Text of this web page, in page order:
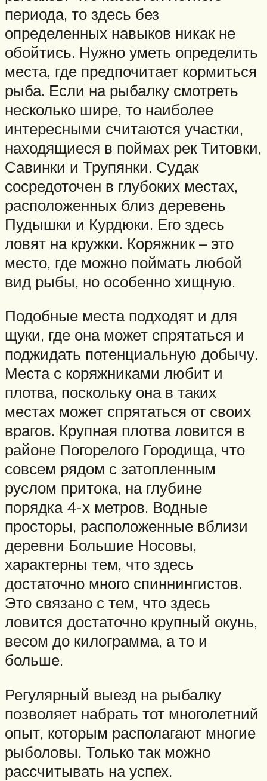
периода, то здесь без
определенных навыков никак не
обойтись. Нужно уметь определить
места, где предпочитает кормиться
рыба. Если на рыбалку смотреть
несколько шире, то наиболее
интересными считаются участки,
находящиеся в поймах рек Титовки,
Савинки и Трупянки. Судак
сосредоточен в глубоких местах,
расположенных близ деревень
Пудышки и Курдюки. Его здесь
ловят на кружки. Коряжник – это
место, где можно поймать любой
вид рыбы, но особенно хищную.
Подобные места подходят и для
щуки, где она может спрятаться и
поджидать потенциальную добычу.
Места с коряжниками любит и
плотва, поскольку она в таких
местах может спрятаться от своих
врагов. Крупная плотва ловится в
районе Погорелого Городища, что
совсем рядом с затопленным
руслом притока, на глубине
порядка 4-х метров. Водные
просторы, расположенные вблизи
деревни Большие Носовы,
характерны тем, что здесь
достаточно много спиннингистов.
Это связано с тем, что здесь
ловится достаточно крупный окунь,
весом до килограмма, а то и
больше.
Регулярный выезд на рыбалку
позволяет набрать тот многолетний
опыт, которым располагают многие
рыболовы. Только так можно
рассчитывать на успех.